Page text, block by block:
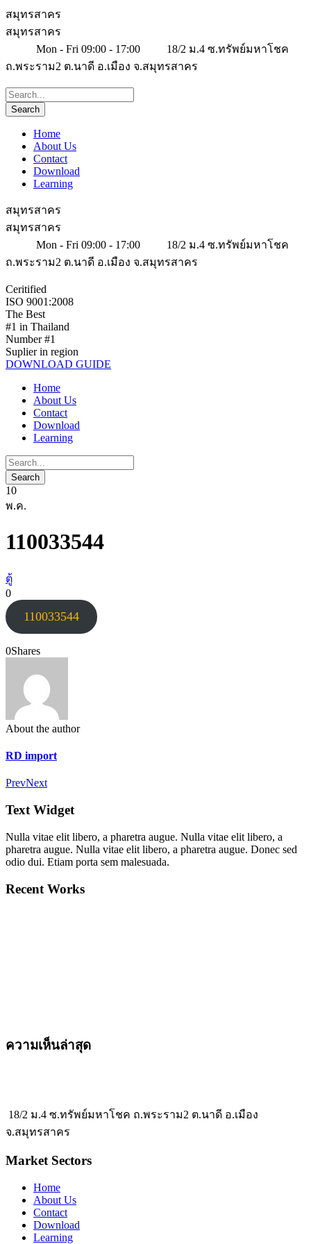
สมุทรสาคร
สมุทรสาคร
Mon - Fri 09:00 - 17:00
18/2 ม.4 ซ.ทรัพย์มหาโชค
ถ.พระราม2 ต.นาดี อ.เมือง จ.สมุทรสาคร
Home
About Us
Contact
Download
Learning
สมุทรสาคร
สมุทรสาคร
Mon - Fri 09:00 - 17:00
18/2 ม.4 ซ.ทรัพย์มหาโชค
ถ.พระราม2 ต.นาดี อ.เมือง จ.สมุทรสาคร
Ceritified
ISO 9001:2008
The Best
#1 in Thailand
Number #1
Suplier in region
DOWNLOAD GUIDE
Home
About Us
Contact
Download
Learning
10
พ.ค.
110033544
ตู้
0
110033544
0Shares
About the author
RD import
PrevNext
Text Widget
Nulla vitae elit libero, a pharetra augue. Nulla vitae elit libero, a
pharetra augue. Nulla vitae elit libero, a pharetra augue. Donec sed
odio dui. Etiam porta sem malesuada.
Recent Works
ความเห็นล่าสุด
18/2 ม.4 ซ.ทรัพย์มหาโชค ถ.พระราม2 ต.นาดี อ.เมือง
จ.สมุทรสาคร
Market Sectors
Home
About Us
Contact
Download
Learning